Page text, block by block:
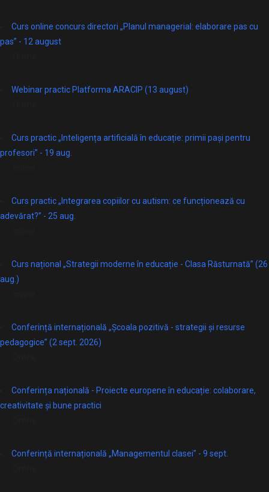
Curs online concurs directori „Planul managerial: elaborare pas cu
pas” - 12 august
Webinar practic Platforma ARACIP (13 august)
Curs practic „Inteligența artificială în educație: primii pași pentru
profesori” - 19 aug.
Curs practic „Integrarea copiilor cu autism: ce funcționează cu
adevărat?” - 25 aug.
Curs național „Strategii moderne în educație - Clasa Răsturnată” (26
aug.)
Conferință internațională „Școala pozitivă - strategii și resurse
pedagogice” (2 sept. 2026)
Conferința națională - Proiecte europene în educație: colaborare,
creativitate și bune practici
Conferință internațională „Managementul clasei” - 9 sept.